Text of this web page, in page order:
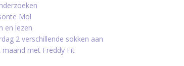
Mol
en lezen
2 verschillende sokken aan
met Freddy Fit